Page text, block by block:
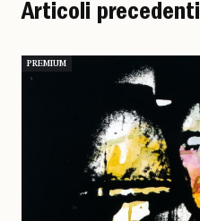
Articoli precedenti
PREMIUM